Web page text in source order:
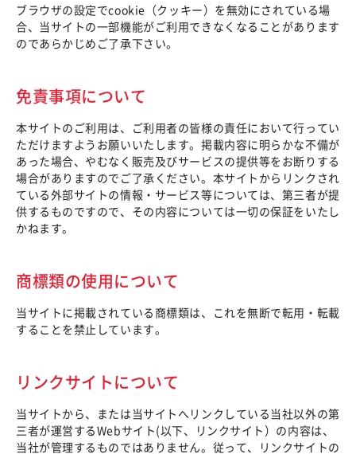
ブラウザの設定でcookie（クッキー）を無効にされている場
合、当サイトの一部機能がご利用できなくなることがあります
のであらかじめご了承下さい。
免責事項について
本サイトのご利用は、ご利用者の皆様の責任において行ってい
ただけますようお願いいたします。掲載内容に明らかな不備が
あった場合、やむなく販売及びサービスの提供等をお断りする
場合がありますのでご了承ください。本サイトからリンクされ
ている外部サイトの情報・サービス等については、第三者が提
供するものですので、その内容については一切の保証をいたし
かねます。
商標類の使用について
当サイトに掲載されている商標類は、これを無断で転用・転載
することを禁止しています。
リンクサイトについて
当サイトから、または当サイトへリンクしている当社以外の第
三者が運営するWebサイト(以下、リンクサイト）の内容は、
当社が管理するものではありません。従って、リンクサイトの